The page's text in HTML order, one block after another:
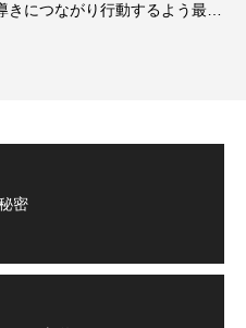
につながり行動するよう最高
密